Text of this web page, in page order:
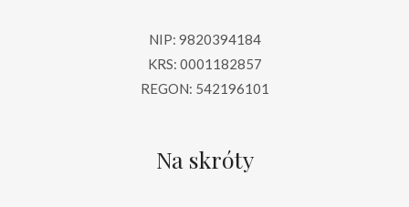
NIP: 9820394184
KRS: 0001182857
REGON: 542196101
Na skróty